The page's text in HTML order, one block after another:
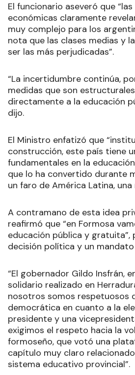
El funcionario aseveró que
económicas claramente
muy complejo para los
nota que las clases medias y
ser las más perjudicadas”.
“La incertidumbre continúa,
medidas que son
directamente a la educación
dijo.
El Ministro enfatizó que
construcción, este país tiene
fundamentales en la
que lo ha convertido durante
un faro de América Latina, una
A contramano de esta idea
reafirmó que “en Formosa
educación pública y gratuita”,
decisión política y un mandato
“El gobernador Gildo Insfrán,
solidario realizado en
nosotros somos respetuosos
democrática en cuanto a la
presidente y una
exigimos el respeto hacia la
formoseño, que votó una
capítulo muy claro
sistema educativo provincial”.